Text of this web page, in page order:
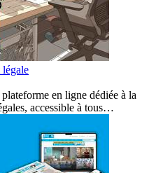
en ligne dédiée à la
accessible à tous…